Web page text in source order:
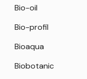
Bio-oil
Bio-profil
Bioaqua
Biobotanic